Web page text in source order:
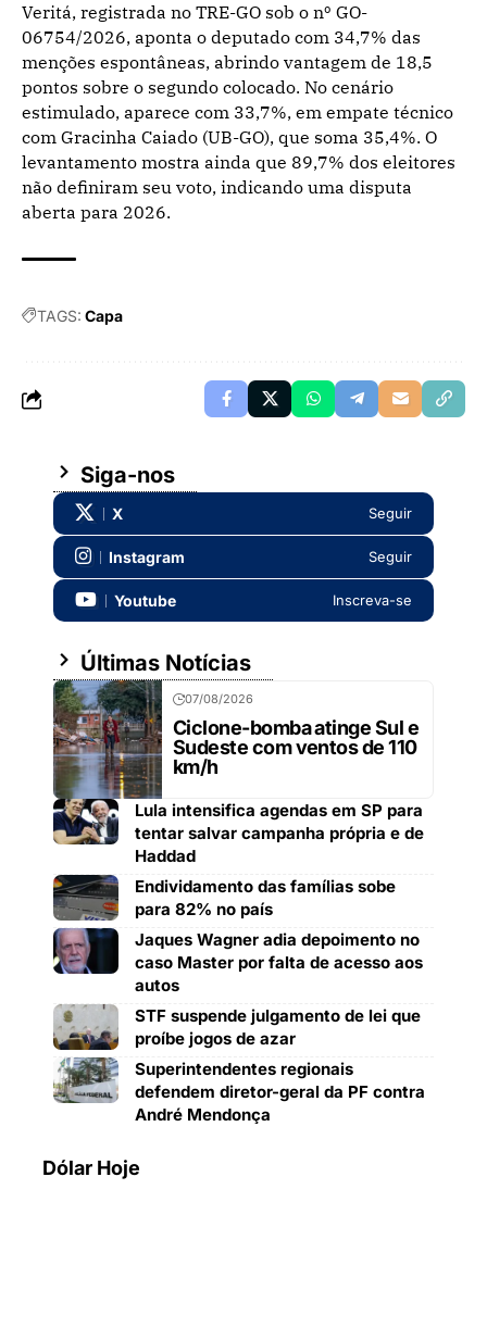
Veritá, registrada no TRE-GO sob o nº GO-
06754/2026, aponta o deputado com 34,7% das
menções espontâneas, abrindo vantagem de 18,5
pontos sobre o segundo colocado. No cenário
estimulado, aparece com 33,7%, em empate técnico
com Gracinha Caiado (UB-GO), que soma 35,4%. O
levantamento mostra ainda que 89,7% dos eleitores
não definiram seu voto, indicando uma disputa
aberta para 2026.
TAGS: Capa
Siga-nos
X Seguir
Instagram Seguir
Youtube Inscreva-se
Últimas Notícias
07/08/2026
Ciclone-bomba atinge Sul e
Sudeste com ventos de 110
km/h
Lula intensifica agendas em SP para
tentar salvar campanha própria e de
Haddad
Endividamento das famílias sobe
para 82% no país
Jaques Wagner adia depoimento no
caso Master por falta de acesso aos
autos
STF suspende julgamento de lei que
proíbe jogos de azar
Superintendentes regionais
defendem diretor-geral da PF contra
André Mendonça
Dólar Hoje